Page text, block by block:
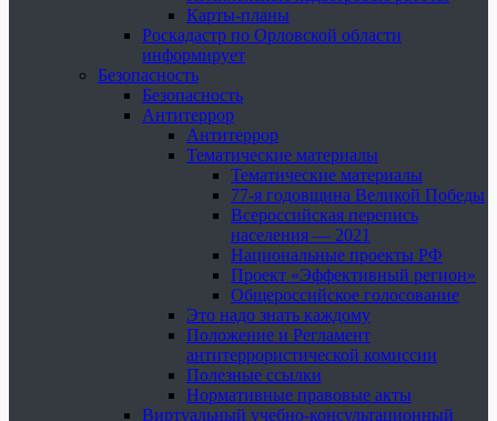
Карты-планы
Роскадастр по Орловской области
информирует
Безопасность
Безопасность
Антитеррор
Антитеррор
Тематические материалы
Тематические материалы
77-я годовщина Великой Победы
Всероссийская перепись
населения — 2021
Национальные проекты РФ
Проект «Эффективный регион»
Общероссийское голосование
Это надо знать каждому
Положение и Регламент
антитеррористической комиссии
Полезные ссылки
Нормативные правовые акты
Виртуальный учебно-консультационный